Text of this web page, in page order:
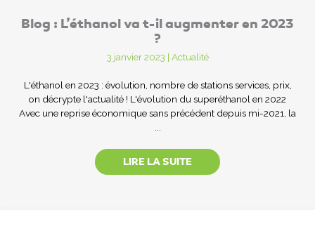
Blog : L’éthanol va t-il augmenter en 2023
?
3 janvier 2023 | Actualité
L'éthanol en 2023 : évolution, nombre de stations services, prix,
on décrypte l'actualité ! L'évolution du superéthanol en 2022
Avec une reprise économique sans précédent depuis mi-2021, la
...
LIRE LA SUITE